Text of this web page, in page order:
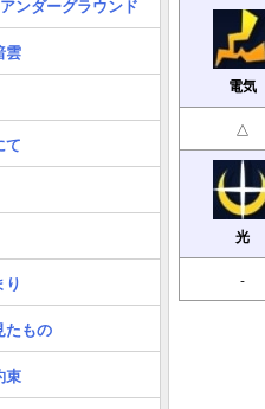
電気
△
光
-
ンダーグラウンド
雲
て
り
たもの
束